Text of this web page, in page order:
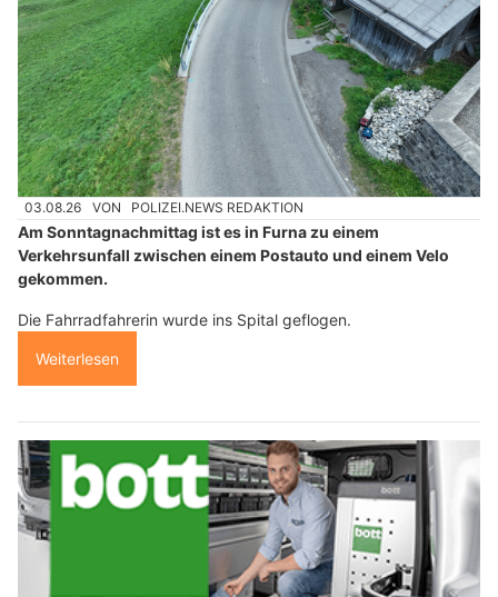
03.08.26 VON POLIZEI.NEWS REDAKTION
Am Sonntagnachmittag ist es in Furna zu einem
Verkehrsunfall zwischen einem Postauto und einem Velo
gekommen.
Die Fahrradfahrerin wurde ins Spital geflogen.
Weiterlesen